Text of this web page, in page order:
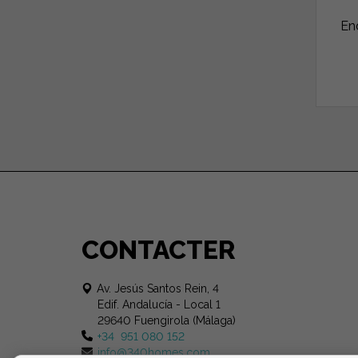
CONTACTER
Av. Jesús Santos Rein, 4
Edif. Andalucía - Local 1
29640 Fuengirola (Málaga)
+34 951 080 152
info@340homes.com